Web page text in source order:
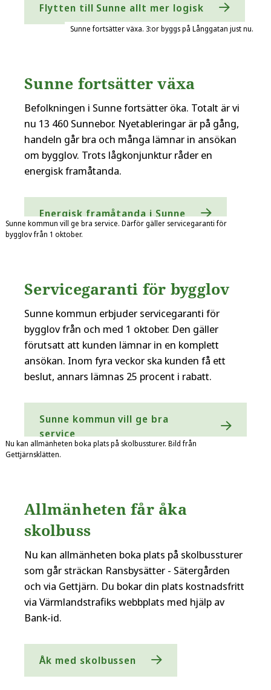
Flytten till Sunne allt mer logisk
Sunne fortsätter växa. 3:or byggs på Långgatan just nu.
Sunne fortsätter växa
Befolkningen i Sunne fortsätter öka. Totalt är vi
nu 13 460 Sunnebor. Nyetableringar är på gång,
handeln går bra och många lämnar in ansökan
om bygglov. Trots lågkonjunktur råder en
energisk framåtanda.
Energisk framåtanda i Sunne
Sunne kommun vill ge bra service. Därför gäller servicegaranti för
bygglov från 1 oktober.
Servicegaranti för bygglov
Sunne kommun erbjuder servicegaranti för
bygglov från och med 1 oktober. Den gäller
förutsatt att kunden lämnar in en komplett
ansökan. Inom fyra veckor ska kunden få ett
beslut, annars lämnas 25 procent i rabatt.
Sunne kommun vill ge bra
service
Nu kan allmänheten boka plats på skolbussturer. Bild från
Gettjärnsklätten.
Allmänheten får åka
skolbuss
Nu kan allmänheten boka plats på skolbussturer
som går sträckan Ransbysätter - Sätergården
och via Gettjärn. Du bokar din plats kostnadsfritt
via Värmlandstrafiks webbplats med hjälp av
Bank-id.
Åk med skolbussen